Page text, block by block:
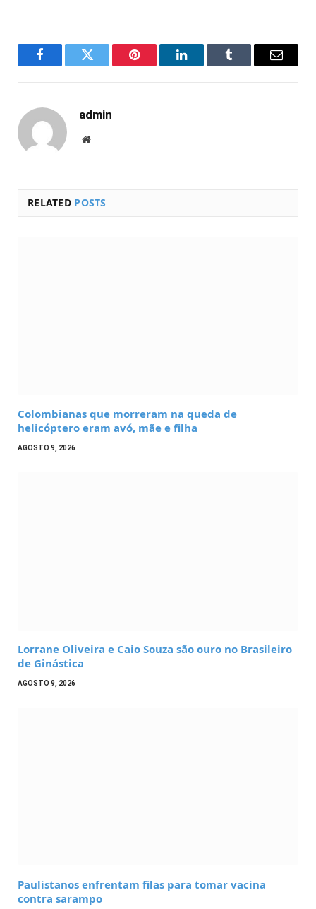
FacebookTwitter Pinterest LinkedInTumblr Email
admin
Website
RELATED POSTS
Colombianas que morreram na queda de
helicóptero eram avó, mãe e filha
AGOSTO 9, 2026
Lorrane Oliveira e Caio Souza são ouro no Brasileiro
de Ginástica
AGOSTO 9, 2026
Paulistanos enfrentam filas para tomar vacina
contra sarampo